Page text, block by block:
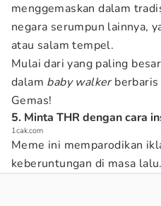
menggemaskan dalam
negara serumpun lainnya,
atau salam tempel.
Mulai dari yang paling
dalam baby walker
Gemas!
5. Minta THR dengan cara
1cak.com
Meme ini memparodikan
keberuntungan di masa lalu.